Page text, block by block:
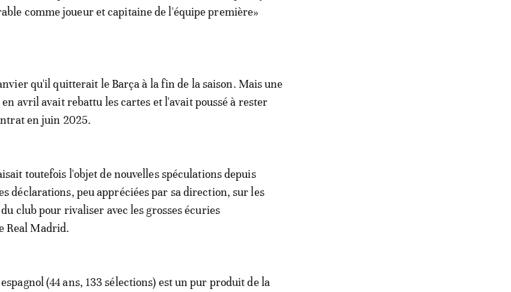
comme joueur et capitaine de l'équipe première»
qu'il quitterait le Barça à la fin de la saison. Mais une
avril avait rebattu les cartes et l'avait poussé à rester
en juin 2025.
toutefois l'objet de nouvelles spéculations depuis
déclarations, peu appréciées par sa direction, sur les
club pour rivaliser avec les grosses écuries
Real Madrid.
(44 ans, 133 sélections) est un pur produit de la